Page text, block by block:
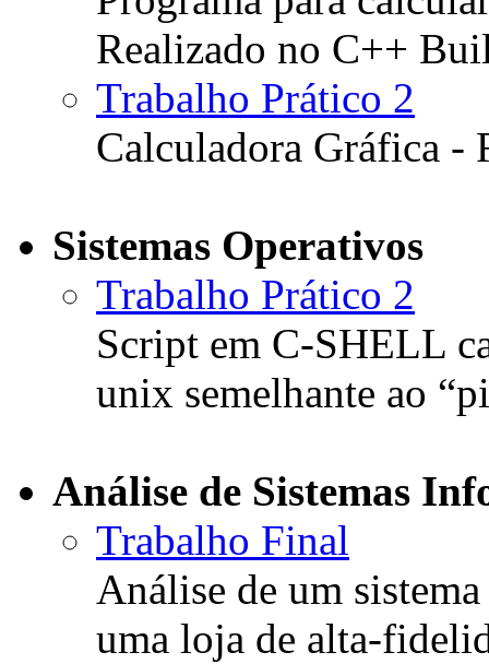
Realizado no C++
Trabalho Prático 2
Calculadora Gráfica -
Sistemas Operativos
Trabalho Prático 2
Script em C-SHELL
unix semelhante ao
Análise de Sistemas
Trabalho Final
Análise de um
uma loja de alta-